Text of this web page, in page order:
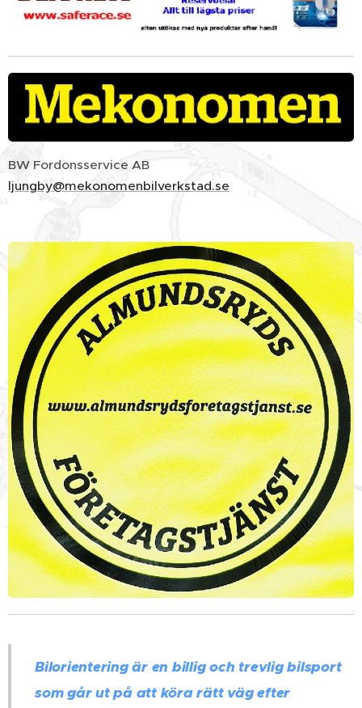
BW Fordonsservice AB
ljungby@mekonomenbilverkstad.se
Bilorientering är en billig och trevlig bilsport
som går ut på att köra rätt väg efter